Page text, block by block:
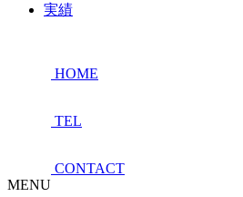
実績
HOME
TEL
CONTACT
MENU